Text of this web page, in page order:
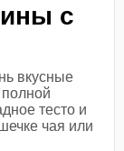
с
вкусные
тесто и
чая или